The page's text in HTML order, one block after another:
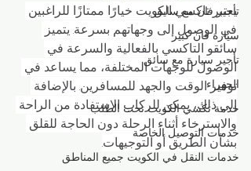
تأجير فان مع سايق
سيارة فان كبير
تأجير سيارة مع سائق
الجهراء
خدمة تكسي الكويت تحت الطلب
خدمات التوصيل الخاصة
خدمات النقل في الكويت جميع المناطق
يعتبر تاكسي الكويت خيارًا ممتازًا للراغبين
في الوصول إلى وجهاتهم بسرعة. يتميز
سائقو التاكسي بالفعالية والسرعة في
الوصول للوجهات المختلفة، مما يساعد في
توفير الوقت والجهد للمسافرين. بالإضافة
إلى ذلك، يمكن للركاب الاستفادة من الراحة
والاسترخاء أثناء الرحلة دون الحاجة للقلق
بشأن الطريق أو التوجيهات.